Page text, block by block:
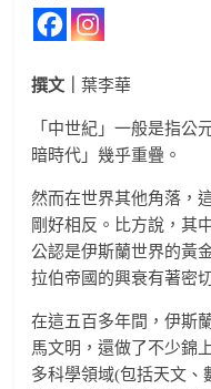
撰文｜葉李華
「中世紀」一般是指公
暗時代」幾乎重疊。
然而在世界其他角落，
剛好相反。比方說，其
公認是伊斯蘭世界的黃
拉伯帝國的興衰有著密
在這五百多年間，伊斯
馬文明，還做了不少錦
多科學領域(包括天文、